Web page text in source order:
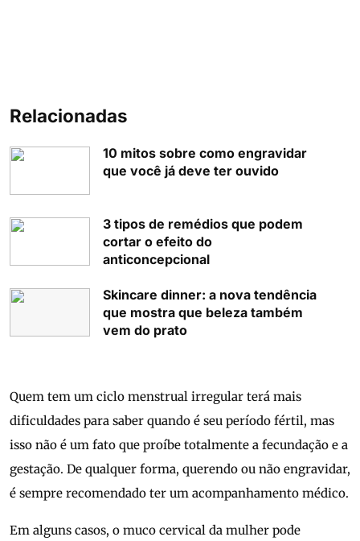
Relacionadas
10 mitos sobre como engravidar
que você já deve ter ouvido
3 tipos de remédios que podem
cortar o efeito do
anticoncepcional
Skincare dinner: a nova tendência
que mostra que beleza também
vem do prato
Quem tem um ciclo menstrual irregular terá mais
dificuldades para saber quando é seu período fértil, mas
isso não é um fato que proíbe totalmente a fecundação e a
gestação. De qualquer forma, querendo ou não engravidar,
é sempre recomendado ter um acompanhamento médico.
Em alguns casos, o muco cervical da mulher pode